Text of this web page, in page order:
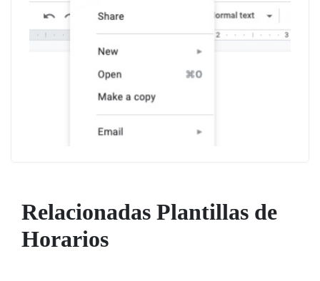
Relacionadas Plantillas de
Horarios